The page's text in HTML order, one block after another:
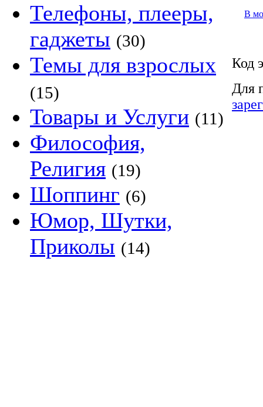
Телефоны, плееры,
гаджеты (30)
Темы для взрослых
(15)
Товары и Услуги (11)
Философия,
Религия (19)
Шоппинг (6)
Юмор, Шутки,
Приколы (14)
В
Код
Для